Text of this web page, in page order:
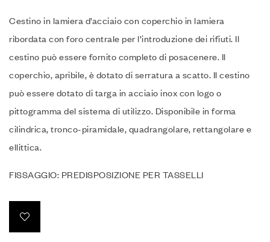
Cestino in lamiera d’acciaio con coperchio in lamiera
ribordata con foro centrale per l’introduzione dei rifiuti. Il
cestino può essere fornito completo di posacenere. Il
coperchio, apribile, è dotato di serratura a scatto. Il cestino
può essere dotato di targa in acciaio inox con logo o
pittogramma del sistema di utilizzo. Disponibile in forma
cilindrica, tronco-piramidale, quadrangolare, rettangolare e
ellittica.
FISSAGGIO: PREDISPOSIZIONE PER TASSELLI